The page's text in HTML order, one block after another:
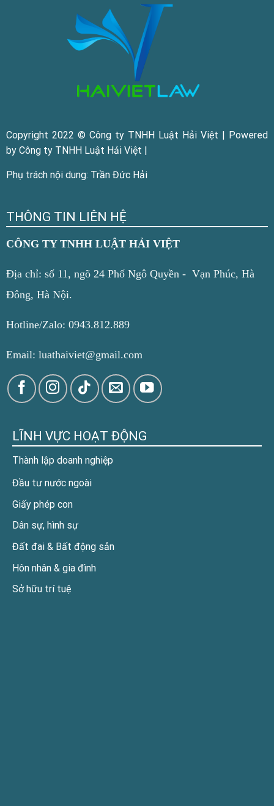
Copyright 2022 © Công ty TNHH Luật Hải Việt | Powered
by Công ty TNHH Luật Hải Việt |
Phụ trách nội dung: Trần Đức Hải
THÔNG TIN LIÊN HỆ
CÔNG TY TNHH LUẬT HẢI VIỆT
Địa chỉ: số 11, ngõ 24 Phố Ngô Quyền - Vạn Phúc, Hà
Đông, Hà Nội.
Hotline/Zalo: 0943.812.889
Email: luathaiviet@gmail.com
LĨNH VỰC HOẠT ĐỘNG
Thành lập doanh nghiệp
Đầu tư nước ngoài
Giấy phép con
Dân sự, hình sự
Đất đai & Bất động sản
Hôn nhân & gia đình
Sở hữu trí tuệ